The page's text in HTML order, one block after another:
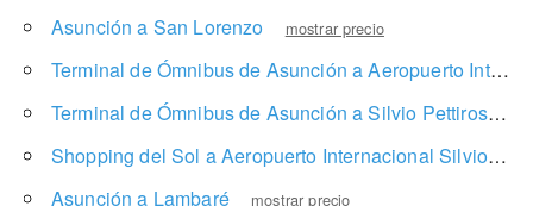
Asunción a San Lorenzo
mostrar precio
Terminal de Ómnibus de Asunción a Aeropuerto Internacional Silvio Pettirossi
Terminal de Ómnibus de Asunción a Silvio Pettirossi International Airport
Shopping del Sol a Aeropuerto Internacional Silvio Pettirossi
Asunción a Lambaré
mostrar precio